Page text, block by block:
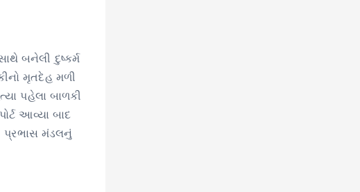
બનેલી દુષ્કર્મ
મૃતદેહ મળી
પહેલા બાળકી
આવ્યા બાદ
પ્રભાસ મંડલનું